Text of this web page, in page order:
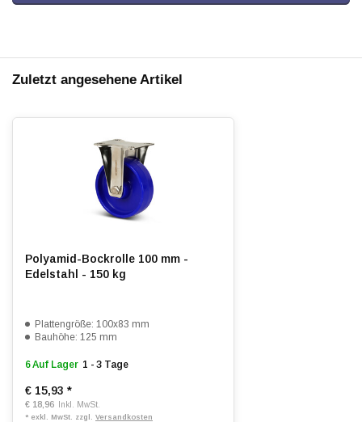
Zuletzt angesehene Artikel
Polyamid-Bockrolle 100 mm -
Edelstahl - 150 kg
Plattengröße: 100x83 mm
Bauhöhe: 125 mm
6 Auf Lager 1 - 3 Tage
€ 15,93 *
€ 18,96 Inkl. MwSt.
* exkl. MwSt. zzgl. Versandkosten